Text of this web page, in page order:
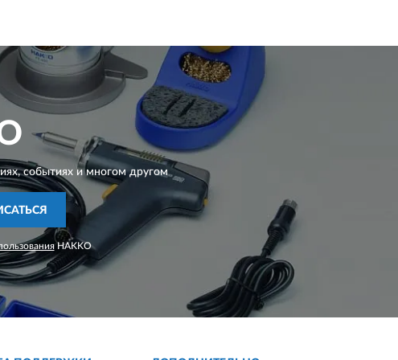
событиях и многом другом
HAKKO